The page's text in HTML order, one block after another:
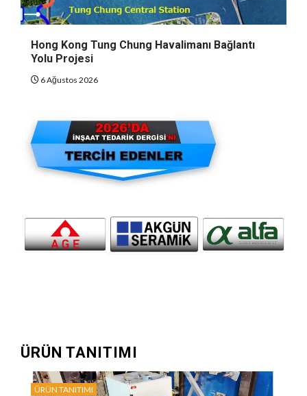
Hong Kong Tung Chung Havalimanı Bağlantı
Yolu Projesi
6 Ağustos 2026
ÜRÜN TANITIMI
ÜRÜN TANITIMI